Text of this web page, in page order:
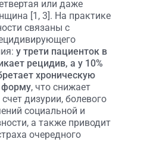
или даже
[1, 3]. На практике
связаны с
у трети пациенток в
рецидив, а у 10%
хроническую
, что снижает
дизурии, болевого
социальной и
а также приводит
очередного